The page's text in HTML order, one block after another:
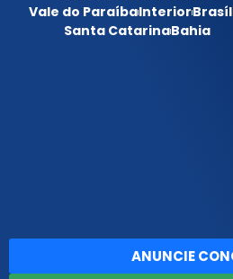
Vale do ParaíbaInterior
Santa CatarinaBahia
ANUNCIE